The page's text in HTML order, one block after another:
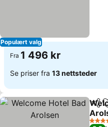
Populært valg
Fra 1 496 kr
Se priser fra 13 nettsteder
Del
4